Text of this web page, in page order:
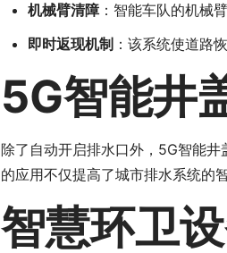
机械臂清障：智能车队的机械
即时返现机制 ：该系统使道路
5G智能井
除了自动开启排水口外，5G智能
的应用不仅提高了城市排水系统的
智慧环卫